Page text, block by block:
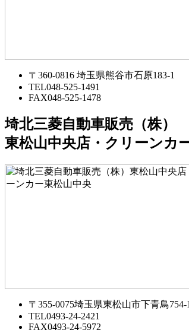
〒360-0816 埼玉県熊谷市石原183-1
TEL048-525-1491
FAX048-525-1478
埼北三菱自動車販売（株）
東松山中央店・クリーンカ
〒355-0075埼玉県東松山市下青鳥754-1
TEL0493-24-2421
FAX0493-24-5972